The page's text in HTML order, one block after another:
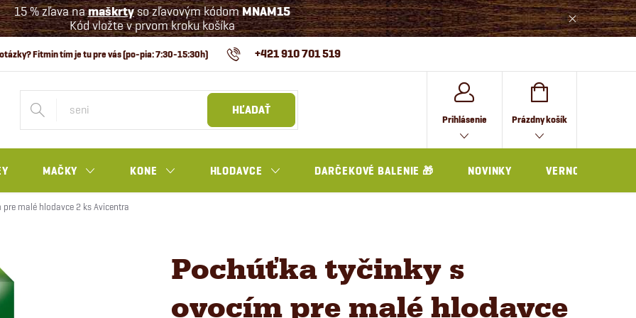
15 % zľava namaškrtyso zľavovým kódomMNAM15
Kód vložte v prvom kroku košíka
+421 910 701 519
HĽADAŤ
Prihlásenie
NÁKUPNÝ
KOŠÍK
Prázdny košík
MAČKY KONE HLODAVCE DARČEKOVÉ BALENIE 🎁 NOVINKY VERNOSTNÝ
malé hlodavce 2 ks Avicentra
Pochúťka tyčinky s
ovocím pre malé hlodavce